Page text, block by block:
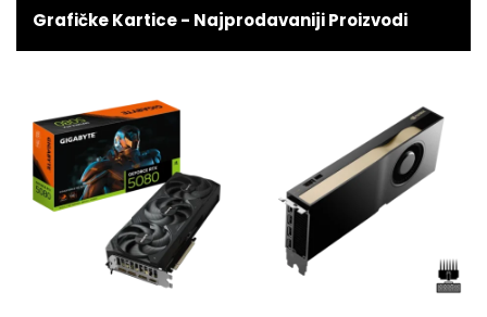
Grafičke Kartice - Najprodavaniji Proizvodi